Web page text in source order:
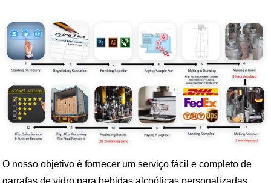
O nosso objetivo é fornecer um serviço fácil e completo de